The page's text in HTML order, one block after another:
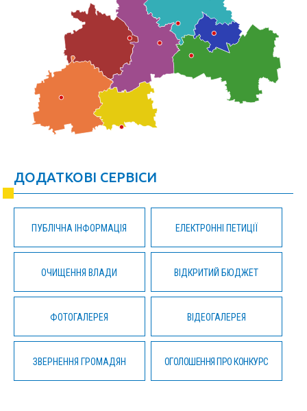
ДОДАТКОВІ СЕРВІСИ
ПУБЛІЧНА ІНФОРМАЦІЯ ЕЛЕКТРОННІ ПЕТИЦІЇ
ОЧИЩЕННЯ ВЛАДИ ВІДКРИТИЙ БЮДЖЕТ
ФОТОГАЛЕРЕЯ ВІДЕОГАЛЕРЕЯ
ЗВЕРНЕННЯ ГРОМАДЯН ОГОЛОШЕННЯ ПРО КОНКУРС